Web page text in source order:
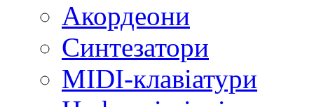
Акордеони
Синтезатори
MIDI-клавіатури